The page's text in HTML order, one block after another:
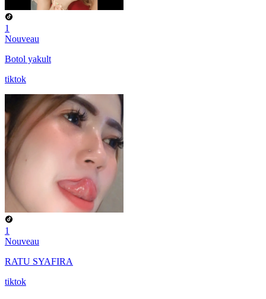
1
Nouveau
Botol yakult
tiktok
1
Nouveau
RATU SYAFIRA
tiktok